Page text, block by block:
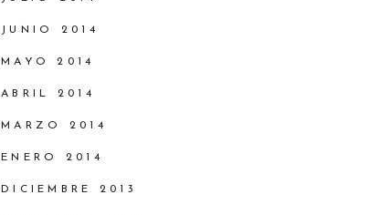
JUNIO 2014
MAYO 2014
ABRIL 2014
MARZO 2014
ENERO 2014
DICIEMBRE 2013